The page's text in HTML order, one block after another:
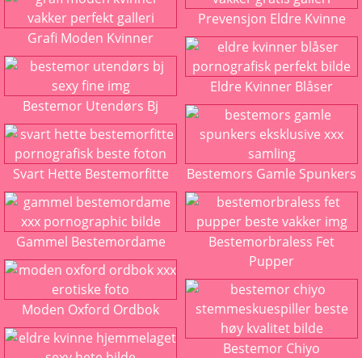
Grafi Moden Kvinner
Bestemor Utendørs Bj
Svart Hette Bestemorfitte
Gammel Bestemordame
Moden Oxford Ordbok
Prevensjon Eldre Kvinne
Eldre Kvinner Blåser
Bestemors Gamle Spunkers
Bestemorbraless Fet
Pupper
Bestemor Chiyo